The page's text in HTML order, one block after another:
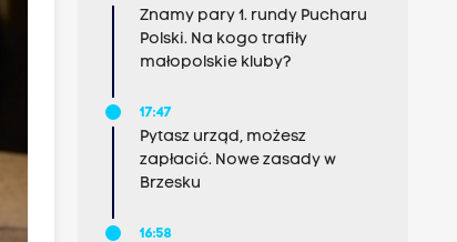
Znamy pary 1. rundy Pucharu
Polski. Na kogo trafiły
małopolskie kluby?
17:47
Pytasz urząd, możesz
zapłacić. Nowe zasady w
Brzesku
16:58